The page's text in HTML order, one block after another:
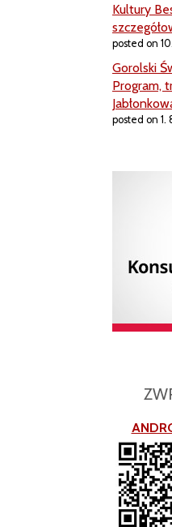
Kultury
posted on
Gorolski
Program,
posted on 1.